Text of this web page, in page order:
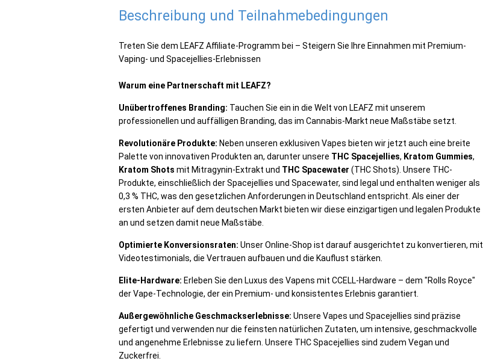
Beschreibung und Teilnahmebedingungen
Treten Sie dem LEAFZ Affiliate-Programm bei – Steigern Sie Ihre Einnahmen mit Premium-
Vaping- und Spacejellies-Erlebnissen
Warum eine Partnerschaft mit LEAFZ?
Unübertroffenes Branding: Tauchen Sie ein in die Welt von LEAFZ mit unserem
professionellen und auffälligen Branding, das im Cannabis-Markt neue Maßstäbe setzt.
Revolutionäre Produkte: Neben unseren exklusiven Vapes bieten wir jetzt auch eine breite
Palette von innovativen Produkten an, darunter unsere THC Spacejellies, Kratom Gummies,
Kratom Shots mit Mitragynin-Extrakt und THC Spacewater (THC Shots). Unsere THC-
Produkte, einschließlich der Spacejellies und Spacewater, sind legal und enthalten weniger als
0,3 % THC, was den gesetzlichen Anforderungen in Deutschland entspricht. Als einer der
ersten Anbieter auf dem deutschen Markt bieten wir diese einzigartigen und legalen Produkte
an und setzen damit neue Maßstäbe.
Optimierte Konversionsraten: Unser Online-Shop ist darauf ausgerichtet zu konvertieren, mit
Videotestimonials, die Vertrauen aufbauen und die Kauflust stärken.
Elite-Hardware: Erleben Sie den Luxus des Vapens mit CCELL-Hardware – dem "Rolls Royce"
der Vape-Technologie, der ein Premium- und konsistentes Erlebnis garantiert.
Außergewöhnliche Geschmackserlebnisse: Unsere Vapes und Spacejellies sind präzise
gefertigt und verwenden nur die feinsten natürlichen Zutaten, um intensive, geschmackvolle
und angenehme Erlebnisse zu liefern. Unsere THC Spacejellies sind zudem Vegan und
Zuckerfrei.